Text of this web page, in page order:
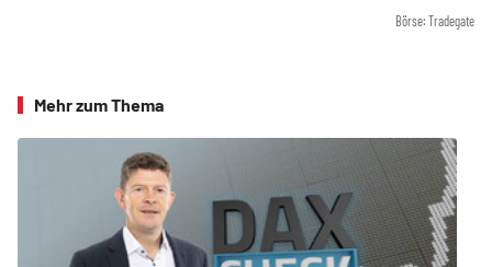
Börse: Tradegate
Mehr zum Thema